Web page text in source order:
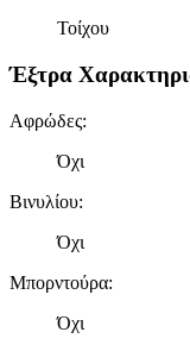
τοποθεσίας μας
δικτύωσης,
Τοίχου
Έξτρα
Αφρώδες:
Όχι
Βινυλίου:
Όχι
Μπορντούρα:
Όχι